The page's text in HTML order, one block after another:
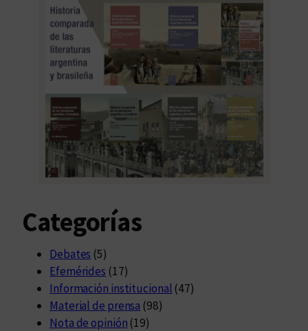
c
o
p
l
t
a
d
e
D
s
c
é
p
o
l
o
Categorías
Debates (5)
Efemérides (17)
Información institucional (47)
Material de prensa (98)
Nota de opinión (19)